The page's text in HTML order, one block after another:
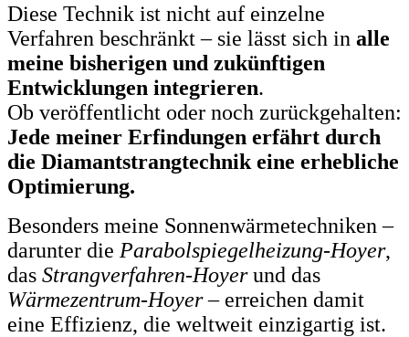
Diese Technik ist nicht auf einzelne
Verfahren beschränkt – sie lässt sich in alle
meine bisherigen und zukünftigen
Entwicklungen integrieren.
Ob veröffentlicht oder noch zurückgehalten:
Jede meiner Erfindungen erfährt durch
die Diamantstrangtechnik eine erhebliche
Optimierung.
Besonders meine Sonnenwärmetechniken –
darunter die Parabolspiegelheizung-Hoyer,
das Strangverfahren-Hoyerund das
Wärmezentrum-Hoyer– erreichen damit
eine Effizienz, die weltweit einzigartig ist.